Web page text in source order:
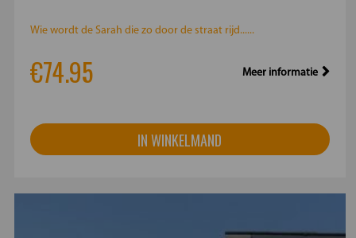
Wie wordt de Sarah die zo door de straat rijd......
€74.95 Meer informatie
IN WINKELMAND